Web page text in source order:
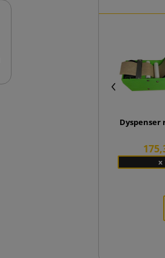
Dyspenser
x